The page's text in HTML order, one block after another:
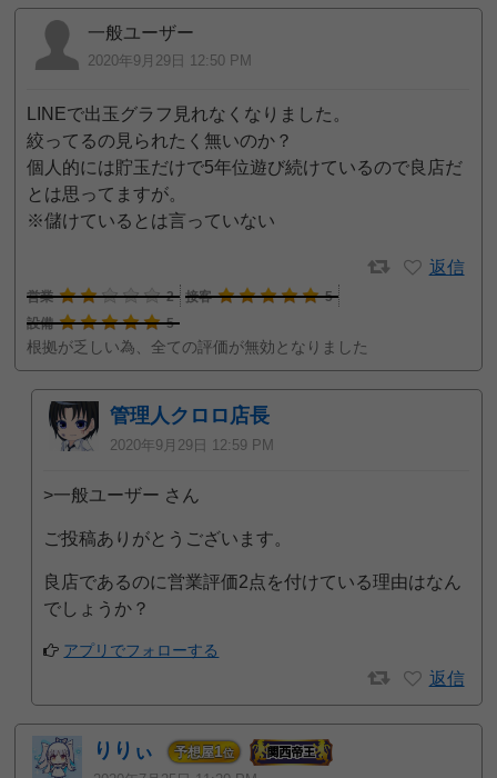
一般ユーザー
2020年9月29日 12:50 PM
LINEで出玉グラフ見れなくなりました。
絞ってるの見られたく無いのか？
個人的には貯玉だけで5年位遊び続けているので良店だ
とは思ってますが。
※儲けているとは言っていない
返信
営業 2 接客
5
設備
5
根拠が乏しい為、全ての評価が無効となりました
管理人クロロ店長
2020年9月29日 12:59 PM
>一般ユーザー さん
ご投稿ありがとうございます。
良店であるのに営業評価2点を付けている理由はなん
でしょうか？
アプリでフォローする
返信
りりぃ 予想屋1位